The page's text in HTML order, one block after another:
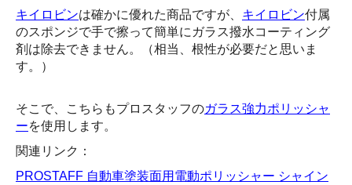
キイロビンは確かに優れた商品ですが、 キイロビン付属
のスポンジで手で擦って簡単にガラス撥水コーティング
剤は除去できません。（相当、根性が必要だと思いま
す。）
そこで、こちらもプロスタッフのガラス強力ポリッシャ
ーを使用します。
関連リンク：
PROSTAFF 自動車塗装面用電動ポリッシャー シャイン